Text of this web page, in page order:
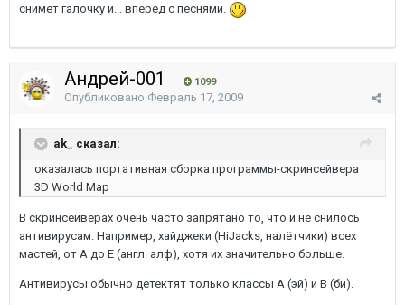
снимет галочку и... вперёд с песнями.
Андрей-001 1099
Опубликовано Февраль 17, 2009
ak_ сказал:
оказалась портативная сборка программы-скринсейвера
3D World Map
В скринсейверах очень часто запрятано то, что и не снилось
антивирусам. Например, хайджеки (HiJacks, налётчики) всех
мастей, от A до E (англ. алф), хотя их значительно больше.
Антивирусы обычно детектят только классы А (эй) и B (би).